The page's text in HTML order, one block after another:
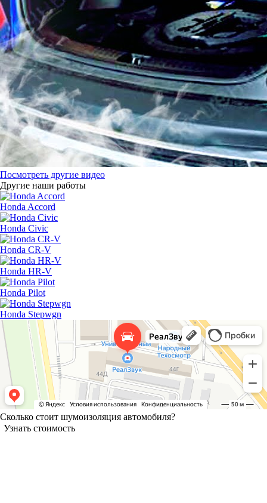
Посмотреть другие видео
Другие наши работы
Honda Accord
Honda Civic
Honda CR-V
Honda HR-V
Honda Pilot
Honda Stepwgn
Сколько стоит шумоизоляция автомобиля?
Узнать стоимость